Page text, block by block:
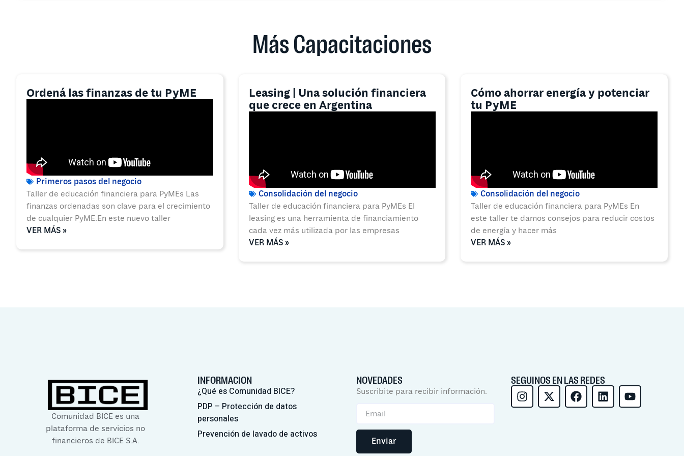
Más Capacitaciones
Ordená las finanzas de tu PyME
Primeros pasos del negocio
Taller de educación financiera para PyMEs Las
finanzas ordenadas son clave para el crecimiento
de cualquier PyME.En este nuevo taller
VER MÁS »
Leasing | Una solución financiera
que crece en Argentina
Consolidación del negocio
Taller de educación financiera para PyMEs El
leasing es una herramienta de financiamiento
cada vez más utilizada por las empresas
VER MÁS »
Cómo ahorrar energía y potenciar
tu PyME
Consolidación del negocio
Taller de educación financiera para PyMEs En
este taller te damos consejos para reducir costos
de energía y hacer más
VER MÁS »
Comunidad BICE es una
plataforma de servicios no
financieros de BICE S.A.
INFORMACION
¿Qué es Comunidad BICE?
PDP – Protección de datos
personales
Prevención de lavado de activos
NOVEDADES
Suscribite para recibir información.
Enviar
SEGUINOS EN LAS REDES